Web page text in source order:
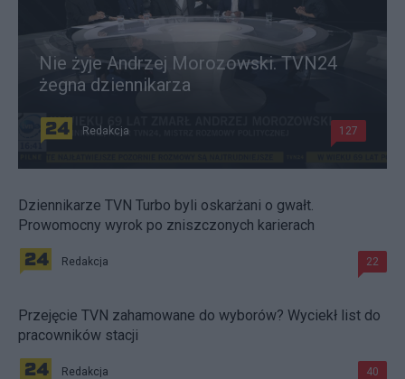
Nie żyje Andrzej Morozowski. TVN24
żegna dziennikarza
Redakcja 127
Dziennikarze TVN Turbo byli oskarżani o gwałt.
Prowomocny wyrok po zniszczonych karierach
Redakcja 22
Przejęcie TVN zahamowane do wyborów? Wyciekł list do
pracowników stacji
Redakcja 40